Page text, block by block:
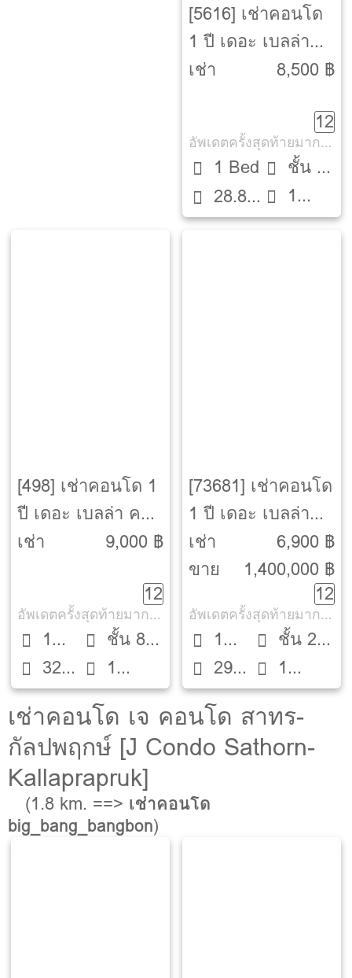
[5616] เช่าคอนโด
1 ปี เดอะ เบลล่า
คอนโด พระราม 2
เช่า
8,500 ฿
12
อัพเดตครั้งสุดท้ายมากกว่า 30 วัน
1 Bed
28.84
ตรม.
ชั้น 5
ตึก A
1
ห้องน้ำ
[498] เช่าคอนโด 1
ปี เดอะ เบลล่า คอน
โด พระราม 2 [The
เช่า
9,000 ฿
12
อัพเดตครั้งสุดท้ายมากกว่า 30 วัน
1
Bed32
ตรม.
ชั้น 8
ตึก A
1
ห้องน้ำ
[73681] เช่าคอนโด
1 ปี เดอะ เบลล่า
คอนโด พระราม 2
[The Bella Condo
เช่า
6,900 ฿
ขาย
1,400,000 ฿
12
อัพเดตครั้งสุดท้ายมากกว่า 30 วัน
1
Bed29
ตรม.
ชั้น 2
ตึก B
1
ห้องน้ำ
เช่าคอนโด เจ คอนโด สาทร-
กัลปพฤกษ์ [J Condo Sathorn-
Kallaprapruk]
(1.8 km. ==> เช่าคอนโด
big_bang_bangbon)